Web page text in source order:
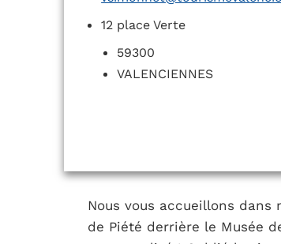
12 place Verte
59300
VALENCIENNES
Nous vous accueillons dans
de Piété derrière le Musée